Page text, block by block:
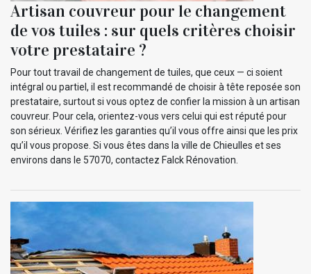
Artisan couvreur pour le changement
de vos tuiles : sur quels critères choisir
votre prestataire ?
Pour tout travail de changement de tuiles, que ceux — ci soient
intégral ou partiel, il est recommandé de choisir à tête reposée son
prestataire, surtout si vous optez de confier la mission à un artisan
couvreur. Pour cela, orientez-vous vers celui qui est réputé pour
son sérieux. Vérifiez les garanties qu’il vous offre ainsi que les prix
qu’il vous propose. Si vous êtes dans la ville de Chieulles et ses
environs dans le 57070, contactez Falck Rénovation.